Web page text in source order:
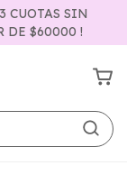
CUOTAS SIN
DE $60000 !